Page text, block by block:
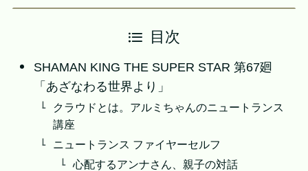
目次
SHAMAN KING THE SUPER STAR 第67廻
「あざなわる世界より」
クラウドとは。アルミちゃんのニュートランス
講座
ニュートランス ファイヤーセルフ
心配するアンナさん、親子の対話